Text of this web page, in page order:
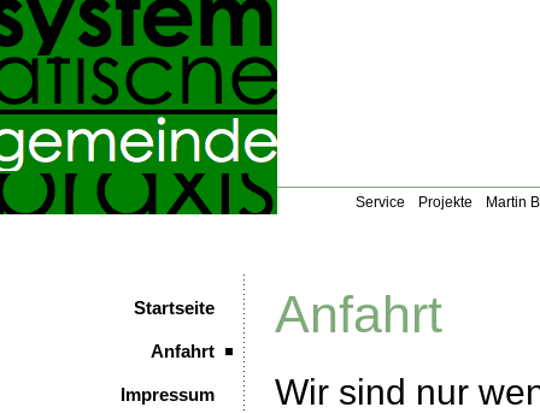
Martin
Projekte
Service
Startseite
Anfahrt
Impressum
Anfahrt
Wir sind nur